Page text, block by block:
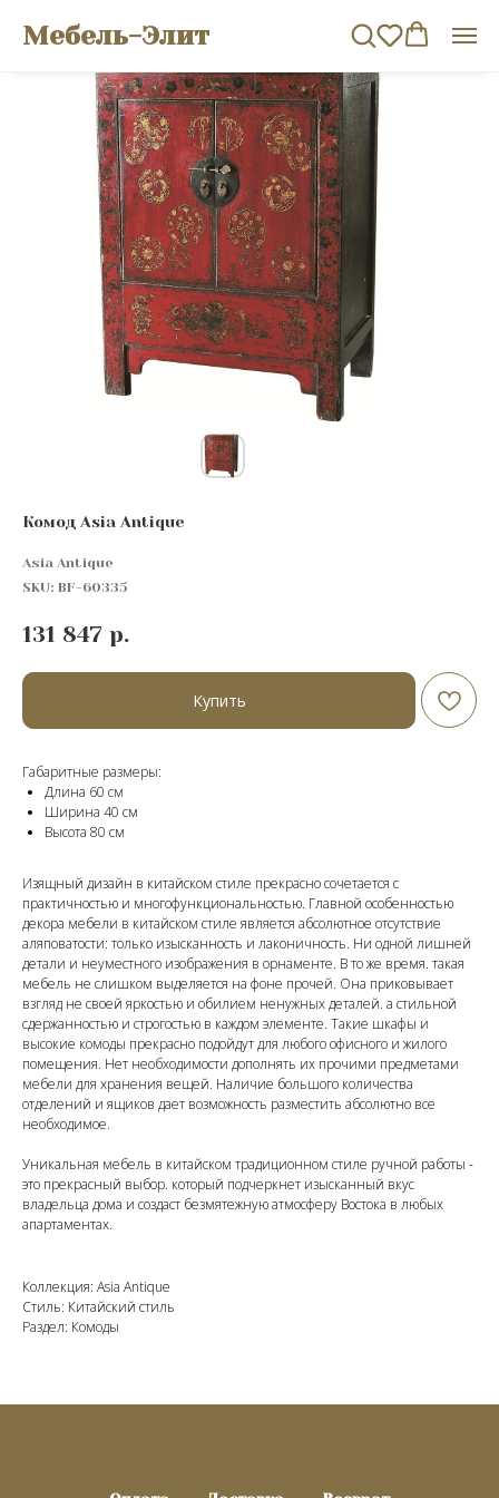
Мебель-Элит
Комод Asia Antique
Asia Antique
SKU: BF-60335
131 847 р.
Купить
Габаритные размеры:
Длина 60 см
Ширина 40 см
Высота 80 cм
Изящный дизайн в китайском стиле прекрасно сочетается с
практичностью и многофункциональностью. Главной особенностью
декора мебели в китайском стиле является абсолютное отсутствие
аляповатости: только изысканность и лаконичность. Ни одной лишней
детали и неуместного изображения в орнаменте. В то же время. такая
мебель не слишком выделяется на фоне прочей. Она приковывает
взгляд не своей яркостью и обилием ненужных деталей. а стильной
сдержанностью и строгостью в каждом элементе. Такие шкафы и
высокие комоды прекрасно подойдут для любого офисного и жилого
помещения. Нет необходимости дополнять их прочими предметами
мебели для хранения вещей. Наличие большого количества
отделений и ящиков дает возможность разместить абсолютно все
необходимое.
Уникальная мебель в китайском традиционном стиле ручной работы -
это прекрасный выбор. который подчеркнет изысканный вкус
владельца дома и создаст безмятежную атмосферу Востока в любых
апартаментах.
Коллекция: Asia Antique
Стиль: Китайский стиль
Раздел: Комоды